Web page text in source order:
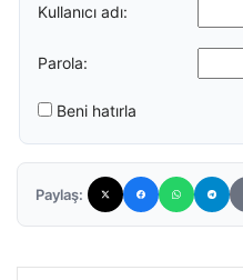
Kullanıcı adı:
Parola:
Beni hatırla
Paylaş: